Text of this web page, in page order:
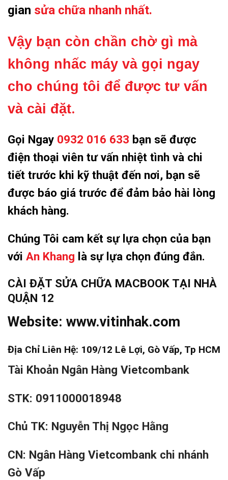
gian sửa chữa nhanh nhất.
Vậy bạn còn chần chờ gì mà
không nhấc máy và gọi ngay
cho chúng tôi để được tư vấn
và cài đặt.
Gọi Ngay 0932 016 633 bạn sẽ được
điện thoại viên tư vấn nhiệt tình và chi
tiết trước khi kỹ thuật đến nơi, bạn sẽ
được báo giá trước để đảm bảo hài lòng
khách hàng.
Chúng Tôi cam kết sự lựa chọn của bạn
với An Khang là sự lựa chọn đúng đắn.
CÀI ĐẶT SỬA CHỮA MACBOOK TẠI NHÀ
QUẬN 12
Website: www.vitinhak.com
Địa Chỉ Liên Hệ: 109/12 Lê Lợi, Gò Vấp, Tp HCM
Tài Khoản Ngân Hàng Vietcombank
STK: 0911000018948
Chủ TK: Nguyễn Thị Ngọc Hằng
CN: Ngân Hàng Vietcombank chi nhánh
Gò Vấp